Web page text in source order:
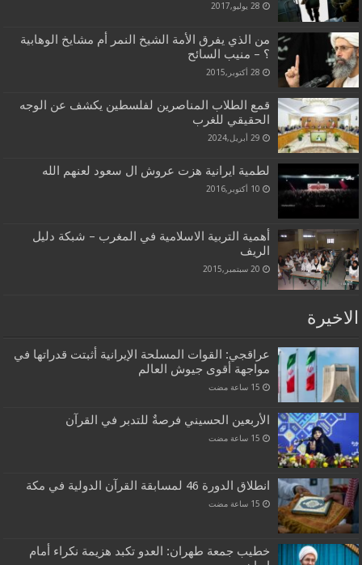
28 يوليو,2017
من الذي يفرق الأمة الشيخ النمر أم مشايخ الوهابية
؟ – منيب السائح
28 أكتوبر,2015
قمع الطلاب المناصرين لفلسطين يكشف عن الوجه
الحقيقي للغرب
29 أبريل,2024
لطمية ايرانية هزت عروش ال سعود لعنهم الله
10 أكتوبر,2016
أهمية التربية الاسلامية في المغرب – شبكة دليل
الريف
20 سبتمبر,2015
الاخيرة
عراقجي: القوات المسلحة الإيرانية أثبتت قدراتها في
مواجهة أقوى جيوش العالم
الأربعين الحسيني فرصةٌ للتدبر في القرآن
انطلاق الدورة 46 لمسابقة القرآن الدولية في مكة
خطيب جمعة طهران: العدو تكبد هزيمة نكراء أمام